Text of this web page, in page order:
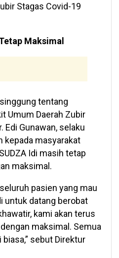
Stagas Covid-19
Maksimal
tentang
Umum Daerah Zubir
Edi Gunawan, selaku
kepada masyarakat
Idi masih tetap
maksimal.
pasien yang mau
untuk datang berobat
kami akan terus
maksimal. Semua
sebut Direktur